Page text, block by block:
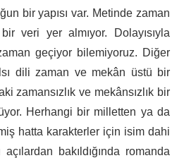
bir yapısı var. Metinde zaman
veri yer almıyor. Dolayısıyla
geçiyor bilemiyoruz. Diğer
dili zaman ve mekân üstü bir
zamansızlık ve mekânsızlık bir
Herhangi bir milletten ya da
hatta karakterler için isim dahi
bakıldığında romanda